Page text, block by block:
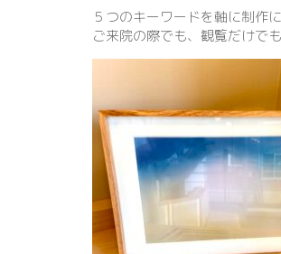
５つのキーワードを軸に制作
ご来院の際でも、観覧だけで